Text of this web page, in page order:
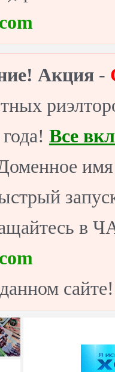
Акция -
Все
в
сайте!